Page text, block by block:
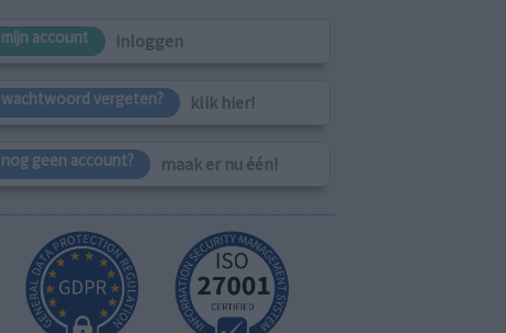
mijn account inloggen
wachtwoord vergeten? klik hier!
nog geen account? maak er nu één!